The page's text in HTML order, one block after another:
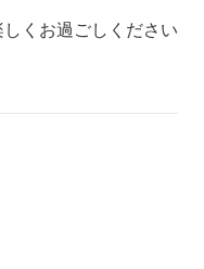
くお過ごしください